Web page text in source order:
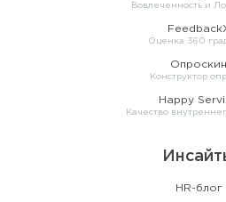
Вовлеченность и
Оценка 360
Опроскин
Конструктор
Happy
Качество
HR-блог